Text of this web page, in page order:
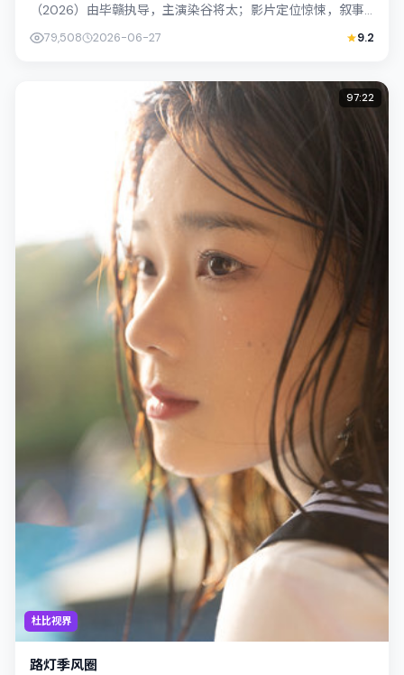
（2026）由毕赣执导，主演染谷将太；影片定位惊悚，叙事
79,508 2026-06-27 9.2
杜比视界
97:22
路灯季风圈